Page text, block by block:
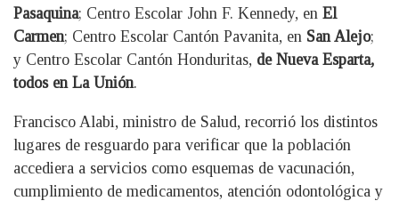
Pasaquina; Centro Escolar John F. Kennedy, en El
Carmen; Centro Escolar Cantón Pavanita, en San Alejo;
y Centro Escolar Cantón Honduritas, de Nueva Esparta,
todos en La Unión.
Francisco Alabi, ministro de Salud, recorrió los distintos
lugares de resguardo para verificar que la población
accediera a servicios como esquemas de vacunación,
cumplimiento de medicamentos, atención odontológica y